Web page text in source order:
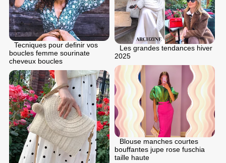
Les grandes tendances hiver
2025
Tecniques pour definir vos
boucles femme sourinate
cheveux boucles
Blouse manches courtes
bouffantes jupe rose fuschia
taille haute